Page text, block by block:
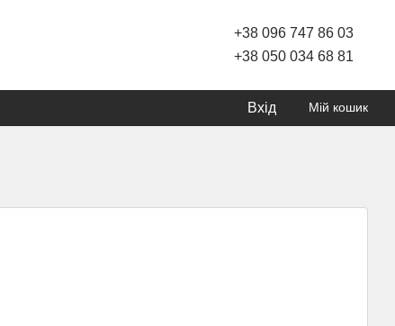
+38 096 747 86 03
+38 050 034 68 81
Вхід Мій кошик